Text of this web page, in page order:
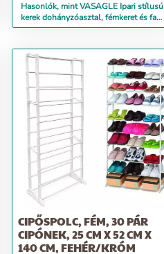
Hasonlók, mint VASAGLE Ipari stílusú
kerek dohányzóasztal, fémkeret és fa
munkal...
CIPŐSPOLC, FÉM, 30 PÁR
CIPÓNEK, 25 CM X 52 CM X
140 CM, FEHÉR/KRÓM